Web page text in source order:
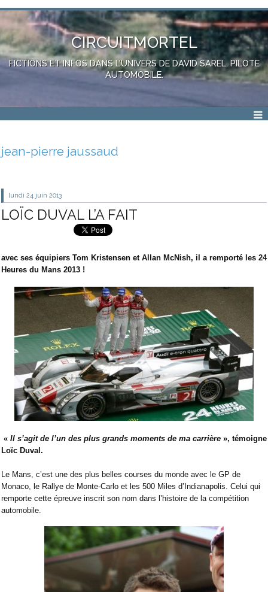
CIRCUITMORTEL
FICTIONS ET INFOS DANS L'UNIVERS DE DAVID SAREL, PILOTE
AUTOMOBILE.
jean-pierre jaussaud
lundi 24 juin 2013
LOÏC DUVAL L’A FAIT
avec ses équipiers Tom Kristensen et Allan McNish, il a remporté les 24
Heures du Mans 2013 !
« Il s’agit de l’un des plus grands moments de ma carrière », témoigne
Loïc Duval.
Le Mans, c’est une des plus belles courses du monde avec le GP de
Monaco, le Rallye de Monte-Carlo et les 500 Miles d’Indianapolis. Celui qui
remporte cette épreuve inscrit son nom dans l’histoire de la compétition
automobile.